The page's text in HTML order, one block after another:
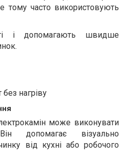
тому часто використовують
і допомагають швидше
нагріву
може виконувати
допомагає візуально
від кухні або робочого